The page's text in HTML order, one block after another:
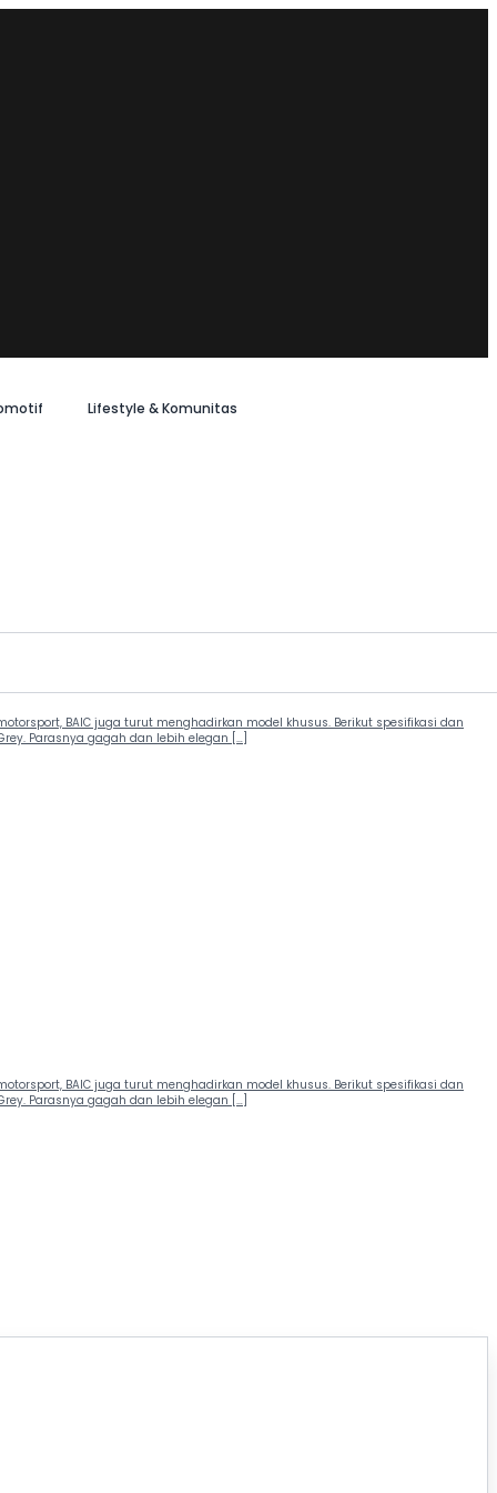
Lifestyle & Komunitas
BAIC juga turut menghadirkan model khusus. Berikut spesifikasi dan
Parasnya gagah dan lebih elegan […]
BAIC juga turut menghadirkan model khusus. Berikut spesifikasi dan
Parasnya gagah dan lebih elegan […]